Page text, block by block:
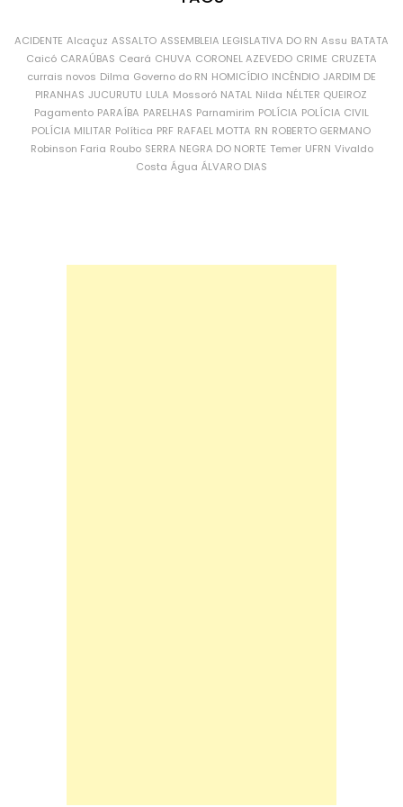
ACIDENTE Alcaçuz ASSALTO ASSEMBLEIA LEGISLATIVA DO RN Assu BATATA
Caicó CARAÚBAS Ceará CHUVA CORONEL AZEVEDO CRIME CRUZETA
currais novos Dilma Governo do RN HOMICÍDIO INCÊNDIO JARDIM DE
PIRANHAS JUCURUTU LULA Mossoró NATAL Nilda NÉLTER QUEIROZ
Pagamento PARAÍBA PARELHAS Parnamirim POLÍCIA POLÍCIA CIVIL
POLÍCIA MILITAR Política PRF RAFAEL MOTTA RN ROBERTO GERMANO
Robinson Faria Roubo SERRA NEGRA DO NORTE Temer UFRN Vivaldo
Costa Água ÁLVARO DIAS